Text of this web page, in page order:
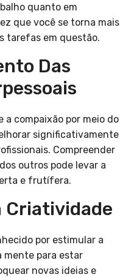
quanto em
que você se torna mais
tarefas em questão.
Das
a compaixão por meio do
significativamente
Compreender
outros pode levar a
e frutífera.
Criatividade
por estimular a
mente para estar
novas ideias e